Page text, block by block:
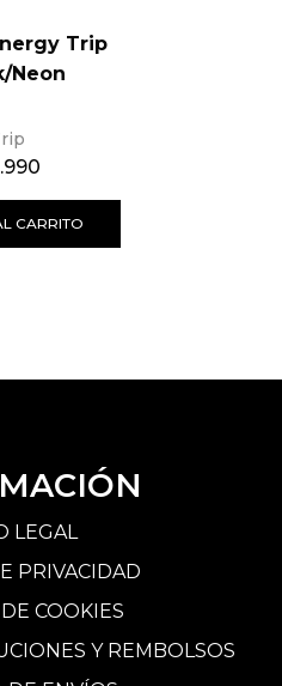
Trip
Neon
CARRITO
LEGAL
PRIVACIDAD
COOKIES
Y REMBOLSOS